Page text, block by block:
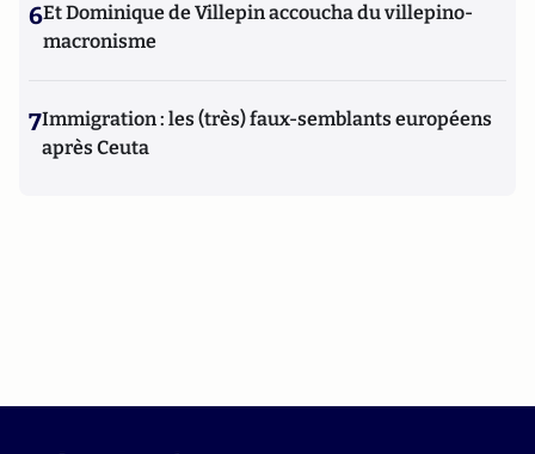
6Et Dominique de Villepin accoucha du villepino-
macronisme
7Immigration : les (très) faux-semblants européens
après Ceuta